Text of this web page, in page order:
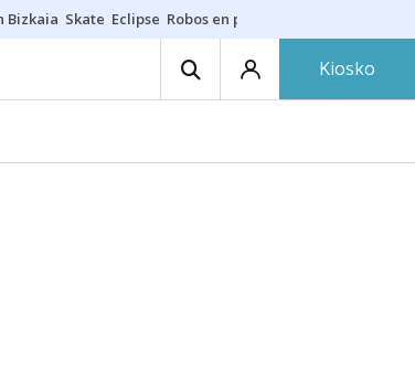
Bizkaia Skate Eclipse Robos en playas
Kiosko